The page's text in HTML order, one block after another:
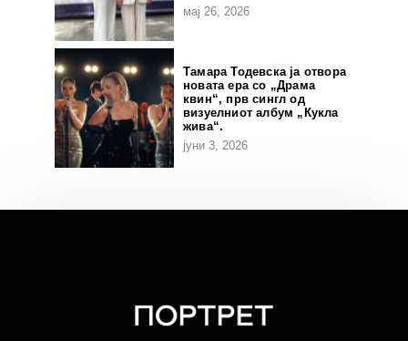
мај 26, 2026
Тамара Тодевска ја отвора
новата ера со „Драма
квин“, прв сингл од
визуелниот албум „Кукла
жива“.
јуни 3, 2026